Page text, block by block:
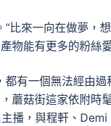
比來一向在做夢，
物能有更多的粉絲
有一個無法經由
蘑菇街這家依附時
播，與程軒、